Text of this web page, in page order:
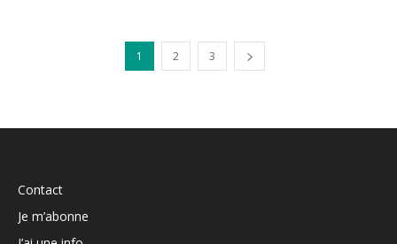
1 2 3
Contact
Je m’abonne